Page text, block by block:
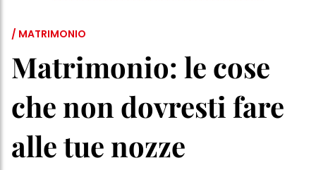
/ MATRIMONIO
Matrimonio: le cose
che non dovresti fare
alle tue nozze